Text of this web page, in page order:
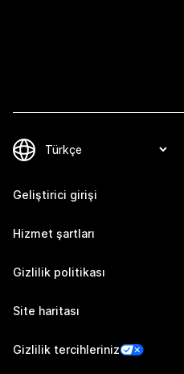
Geliştirici girişi
Hizmet şartları
Gizlilik politikası
Site haritası
Gizlilik tercihleriniz